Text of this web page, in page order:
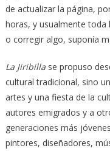
de actualizar la página,
horas, y usualmente toda
o corregir algo, suponía
La Jiribillase propuso
cultural tradicional, sino
artes y una fiesta de la
autores emigrados y a
generaciones más
pintores, diseñadores,